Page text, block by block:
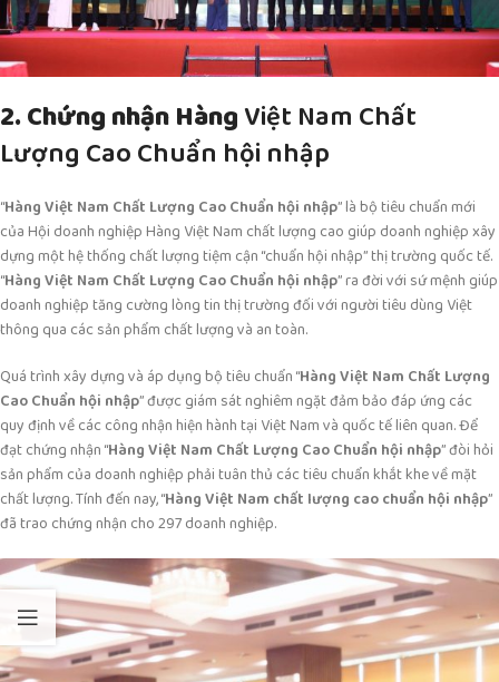
2. Chứng nhận HàngViệt Nam Chất
Lượng Cao Chuẩn hội nhập
“Hàng Việt Nam Chất Lượng Cao Chuẩn hội nhập” là bộ tiêu chuẩn mới
của Hội doanh nghiệp Hàng Việt Nam chất lượng cao giúp doanh nghiệp xây
dựng một hệ thống chất lượng tiệm cận “chuẩn hội nhập” thị trường quốc tế.
“Hàng Việt Nam Chất Lượng Cao Chuẩn hội nhập” ra đời với sứ mệnh giúp
doanh nghiệp tăng cường lòng tin thị trường đối với người tiêu dùng Việt
thông qua các sản phẩm chất lượng và an toàn.
Quá trình xây dựng và áp dụng bộ tiêu chuẩn “Hàng Việt Nam Chất Lượng
Cao Chuẩn hội nhập” được giám sát nghiêm ngặt đảm bảo đáp ứng các
quy định về các công nhận hiện hành tại Việt Nam và quốc tế liên quan. Để
đạt chứng nhận “Hàng Việt Nam Chất Lượng Cao Chuẩn hội nhập” đòi hỏi
sản phẩm của doanh nghiệp phải tuân thủ các tiêu chuẩn khắt khe về mặt
chất lượng. Tính đến nay, “Hàng Việt Nam chất lượng cao chuẩn hội nhập”
đã trao chứng nhận cho 297 doanh nghiệp.